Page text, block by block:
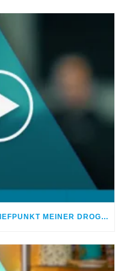
GOTT BEGEGNETE MIR AM TIEFPUNKT MEINER DROGENSUCHT